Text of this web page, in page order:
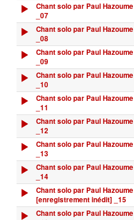
Chant solo par Paul Hazoume
_07
Chant solo par Paul Hazoume
_08
Chant solo par Paul Hazoume
_09
Chant solo par Paul Hazoume
_10
Chant solo par Paul Hazoume
_11
Chant solo par Paul Hazoume
_12
Chant solo par Paul Hazoume
_13
Chant solo par Paul Hazoume
_14
Chant solo par Paul Hazoume
[enregistrement inédit] _15
Chant solo par Paul Hazoume